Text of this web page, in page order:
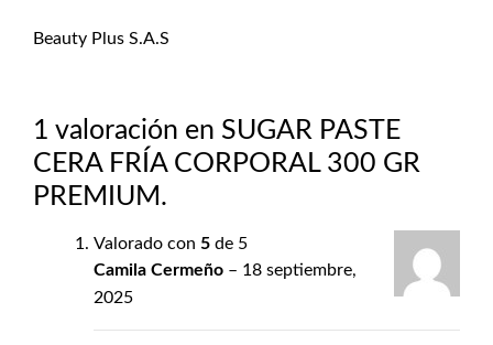
Beauty Plus S.A.S
1 valoración en SUGAR PASTE
CERA FRÍA CORPORAL 300 GR
PREMIUM.
Valorado con 5 de 5
Camila Cermeño – 18 septiembre,
2025